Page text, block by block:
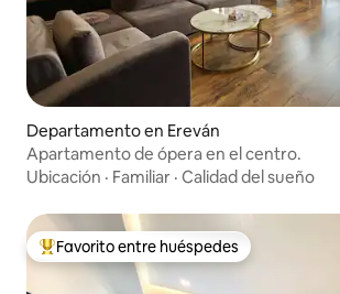
Departamento en Ereván
Apartamento de ópera en el centro.
Ubicación · Familiar · Calidad del sueño
De los mejores en Favorito entre huéspedes
Favorito entre huéspedes